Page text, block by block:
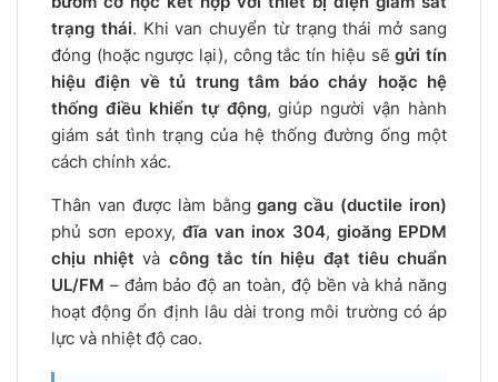
trạng thái. Khi van chuyển từ trạng thái mở sang
đóng (hoặc ngược lại), công tắc tín hiệu sẽgửi tín
hiệu điện về tủ trung tâm báo cháy hoặc hệ
thống điều khiển tự động, giúp người vận hành
giám sát tình trạng của hệ thống đường ống một
cách chính xác.
Thân van được làm bằnggang cầu (ductile iron)
phủ sơn epoxy, đĩa van inox 304, gioăng EPDM
chịu nhiệt và công tắc tín hiệu đạt tiêu chuẩn
UL/FM – đảm bảo độ an toàn, độ bền và khả năng
hoạt động ổn định lâu dài trong môi trường có áp
lực và nhiệt độ cao.